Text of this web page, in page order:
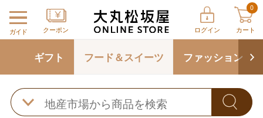
ガイド クーポン ログイン
0
カート
ギフト フード＆スイーツ ファッション